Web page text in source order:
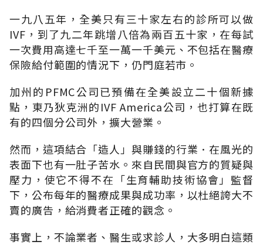
一九八五年，全美只有三十家左右的診所可以做
IVF，到了九二年跳增八倍為兩百五十家，在每試
一次費用高達七千至一萬一千美元、不包括在醫療
保險給付範圍的情況下，仍門庭若市。
加州的PFMC公司已預備在全美設立二十個新據
點，東乃狄克洲的IVF America公司，也打算在既
有的四個分公司外，擴大營業。
然而，這項結合「造人」與賺錢的行業．在風光的
表面下也有一肚子苦水。來自民間與官方的質疑與
壓力，使它不得不在「生育輔助技術協會」監督
下，公布每年的醫療成果與成功率，以杜絕誇大不
賣的廣告，給消費者正確的觀念。
事實上，不論業者、醫生或求診人，大多明白這類